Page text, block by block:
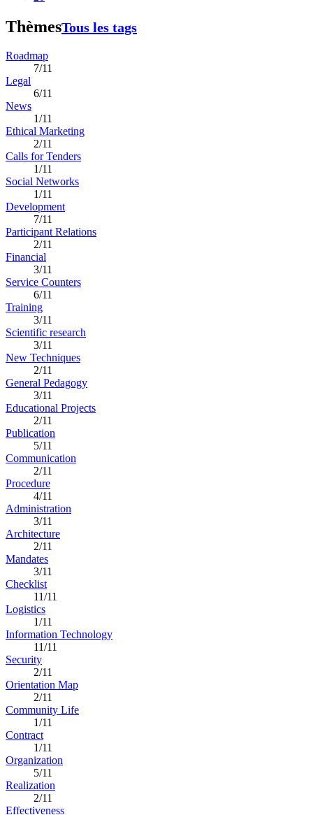
ThèmesTous les tags
Roadmap
7/11
Legal
6/11
News
1/11
Ethical Marketing
2/11
Calls for Tenders
1/11
Social Networks
1/11
Development
7/11
Participant Relations
2/11
Financial
3/11
Service Counters
6/11
Training
3/11
Scientific research
3/11
New Techniques
2/11
General Pedagogy
3/11
Educational Projects
2/11
Publication
5/11
Communication
2/11
Procedure
4/11
Administration
3/11
Architecture
2/11
Mandates
3/11
Checklist
11/11
Logistics
1/11
Information Technology
11/11
Security
2/11
Orientation Map
2/11
Community Life
1/11
Contract
1/11
Organization
5/11
Realization
2/11
Effectiveness